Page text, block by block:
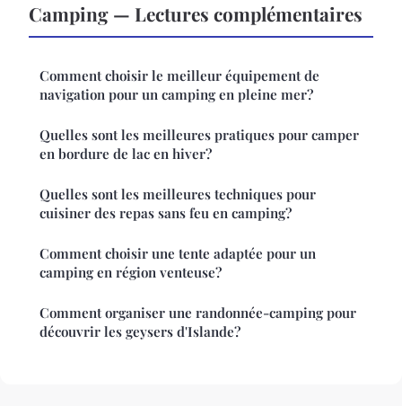
Camping — Lectures complémentaires
Comment choisir le meilleur équipement de
navigation pour un camping en pleine mer?
Quelles sont les meilleures pratiques pour camper
en bordure de lac en hiver?
Quelles sont les meilleures techniques pour
cuisiner des repas sans feu en camping?
Comment choisir une tente adaptée pour un
camping en région venteuse?
Comment organiser une randonnée-camping pour
découvrir les geysers d'Islande?